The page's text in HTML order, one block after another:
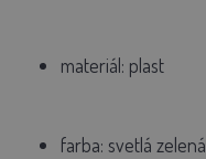
materiál: plast
farba: svetlá zelená